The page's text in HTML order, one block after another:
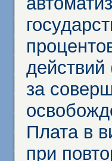
за
Плата в
при